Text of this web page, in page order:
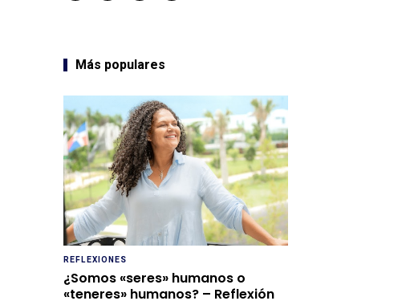
Más populares
REFLEXIONES
¿Somos «seres» humanos o
«teneres» humanos? – Reflexión